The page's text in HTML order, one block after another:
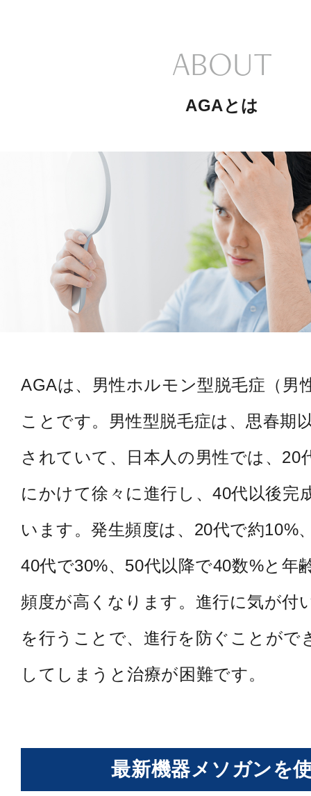
AGAとは
ABOUT
AGAは、男性ホルモン型脱毛症（男
ことです。男性型脱毛症は、思春期
されていて、日本人の男性では、20
にかけて徐々に進行し、40代以後完
います。発生頻度は、20代で約10%
40代で30%、50代以降で40数%と年
頻度が高くなります。進行に気が付
を行うことで、進行を防ぐことがで
してしまうと治療が困難です。
最新機器メソガンを